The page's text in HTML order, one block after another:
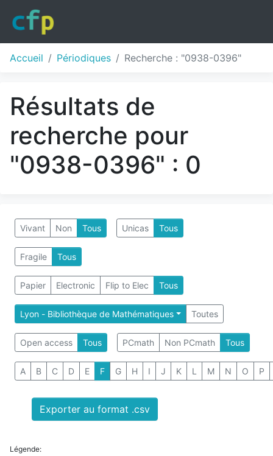
Accueil Périodiques Recherche : "0938-0396"
Résultats de
recherche pour
"0938-0396" : 0
Vivant Non Tous Unicas Tous
Fragile Tous
Papier Electronic Flip to Elec Tous
Lyon - Bibliothèque de Mathématiques Toutes
Open access Tous PCmath Non PCmath Tous
A B C D E F G H I J K L M N O P
Exporter au format .csv
Légende: